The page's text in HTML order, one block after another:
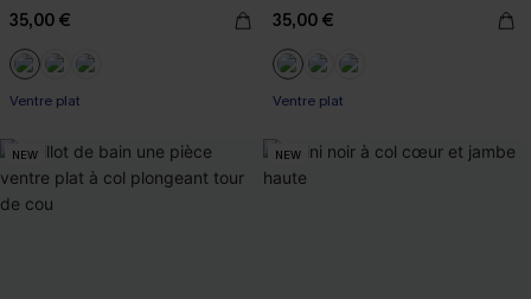
35,00 €
Ventre plat
35,00 €
Ventre plat
NEW NEW